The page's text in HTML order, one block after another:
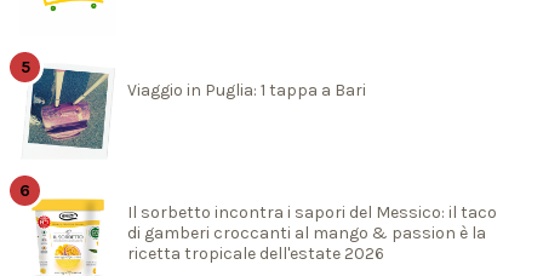
Viaggio in Puglia: 1 tappa a Bari
Il sorbetto incontra i sapori del Messico: il taco
di gamberi croccanti al mango & passion è la
ricetta tropicale dell'estate 2026